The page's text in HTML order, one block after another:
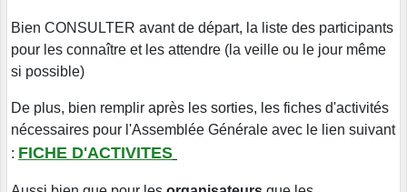
Bien CONSULTER avant de départ, la liste des participants
pour les connaître et les attendre (la veille ou le jour même
si possible)
De plus, bien remplir après les sorties, les fiches d'activités
nécessaires pour l'Assemblée Générale avec le lien suivant
: FICHE D'ACTIVITES